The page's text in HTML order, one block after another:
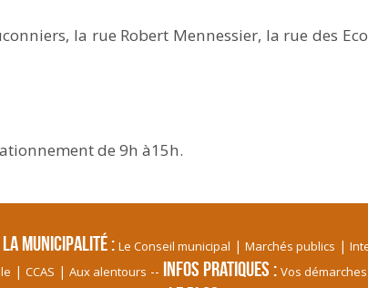
la rue Robert Mennessier, la rue des
de 9h à15h.
La Municipalité Le Conseil municipal Marchés publics
CCAS Aux alentours Infos pratiques Vos démarches